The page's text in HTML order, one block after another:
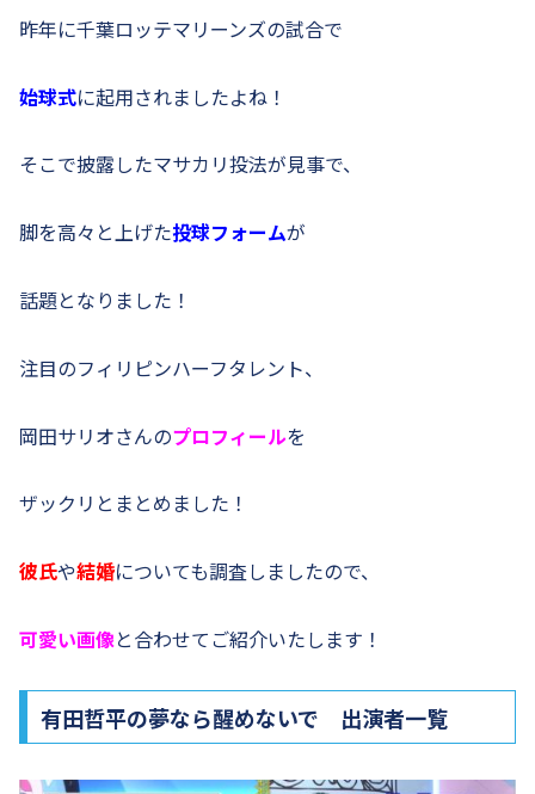
昨年に千葉ロッテマリーンズの試合で
始球式に起用されましたよね！
そこで披露したマサカリ投法が見事で、
脚を高々と上げた投球フォームが
話題となりました！
注目のフィリピンハーフタレント、
岡田サリオさんのプロフィールを
ザックリとまとめました！
彼氏や結婚についても調査しましたので、
可愛い画像と合わせてご紹介いたします！
有田哲平の夢なら醒めないで 出演者一覧